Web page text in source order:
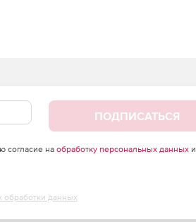
ПОДПИСАТЬСЯ
согласие на обработку персональных данныхи
обработки данных